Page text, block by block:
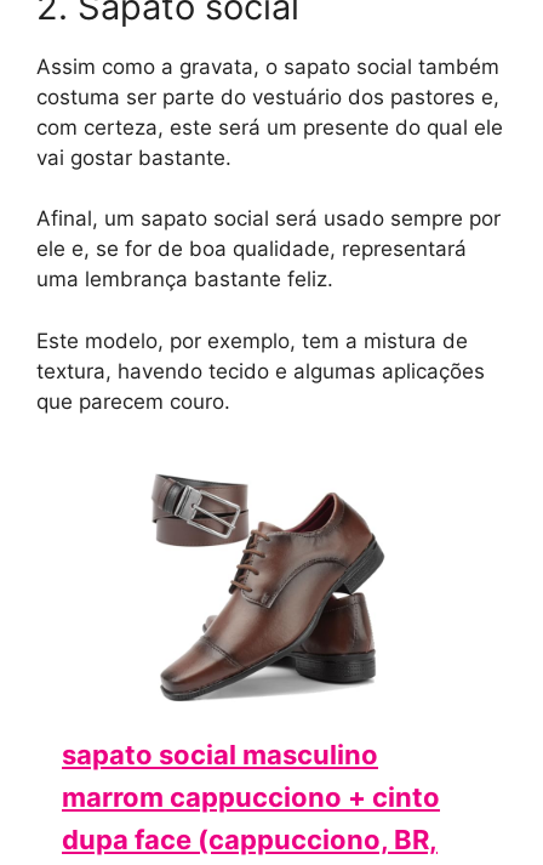
Assim como a gravata, o sapato social também
costuma ser parte do vestuário dos pastores e,
com certeza, este será um presente do qual ele
vai gostar bastante.
Afinal, um sapato social será usado sempre por
ele e, se for de boa qualidade, representará
uma lembrança bastante feliz.
Este modelo, por exemplo, tem a mistura de
textura, havendo tecido e algumas aplicações
que parecem couro.
sapato social masculino
marrom cappucciono + cinto
dupa face (cappucciono, BR,